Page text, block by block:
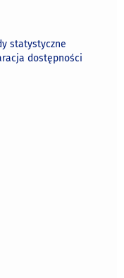
statystyczne
dostępności